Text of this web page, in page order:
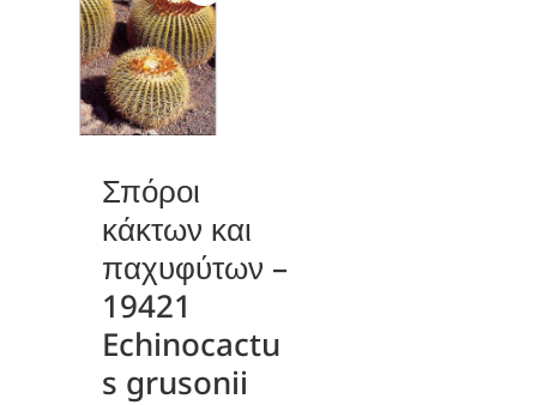
Σπόροι
κάκτων και
παχυφύτων –
19421
Echinocactu
s grusonii